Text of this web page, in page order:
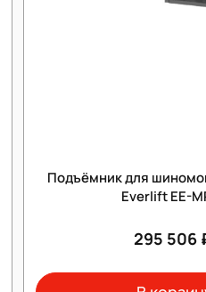
Подъёмник для
Everlift EE-
295 506